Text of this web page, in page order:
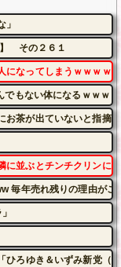
」
その２６１
になってしまうｗｗｗｗ
もない体になるｗｗｗｗ
茶が出ていないと指摘
に並ぶとチンチクリンに
毎年売れ残りの理由が
ひろゆき＆いずみ新党